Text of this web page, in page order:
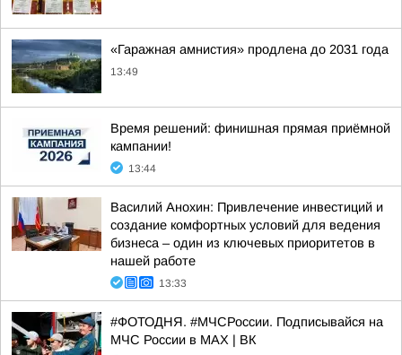
«Гаражная амнистия» продлена до 2031 года
13:49
Время решений: финишная прямая приёмной
кампании!
13:44
Василий Анохин: Привлечение инвестиций и
создание комфортных условий для ведения
бизнеса – один из ключевых приоритетов в
нашей работе
13:33
#ФОТОДНЯ. #МЧСРоссии. Подписывайся на
МЧС России в MAX | ВК